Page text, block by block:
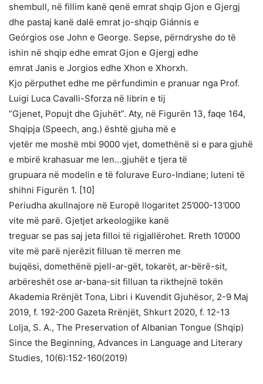
shembull, në fillim kanë qenë emrat shqip Gjon e Gjergj
dhe pastaj kanë dalë emrat jo-shqip Giánnis e
Geórgios ose John e George. Sepse, përndryshe do të
ishin në shqip edhe emrat Gjon e Gjergj edhe
emrat Janis e Jorgios edhe Xhon e Xhorxh.
Kjo përputhet edhe me përfundimin e pranuar nga Prof.
Luigi Luca Cavalli-Sforza në librin e tij
“Gjenet, Popujt dhe Gjuhët”. Aty, në Figurën 13, faqe 164,
Shqipja (Speech, ang.) është gjuha më e
vjetër me moshë mbi 9000 vjet, domethënë si e para gjuhë
e mbirë krahasuar me len…gjuhët e tjera të
grupuara në modelin e të folurave Euro-Indiane; luteni të
shihni Figurën 1. [10]
Periudha akullnajore në Europë llogaritet 25’000-13’000
vite më parë. Gjetjet arkeologjike kanë
treguar se pas saj jeta filloi të rigjallërohet. Rreth 10’000
vite më parë njerëzit filluan të merren me
bujqësi, domethënë pjell-ar-gët, tokarët, ar-bërë-sit,
arbëreshët ose ar-bana-sit filluan ta rikthejnë tokën
Akademia Rrënjët Tona, Libri i Kuvendit Gjuhësor, 2-9 Maj
2019, f. 192-200 Gazeta Rrënjët, Shkurt 2020, f. 12-13
Lolja, S. A., The Preservation of Albanian Tongue (Shqip)
Since the Beginning, Advances in Language and Literary
Studies, 10(6):152-160(2019)